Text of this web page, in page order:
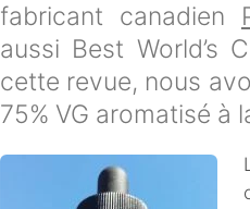
fabricant canadien
aussi Best World’s
cette revue, nous
75% VG aromatisé à